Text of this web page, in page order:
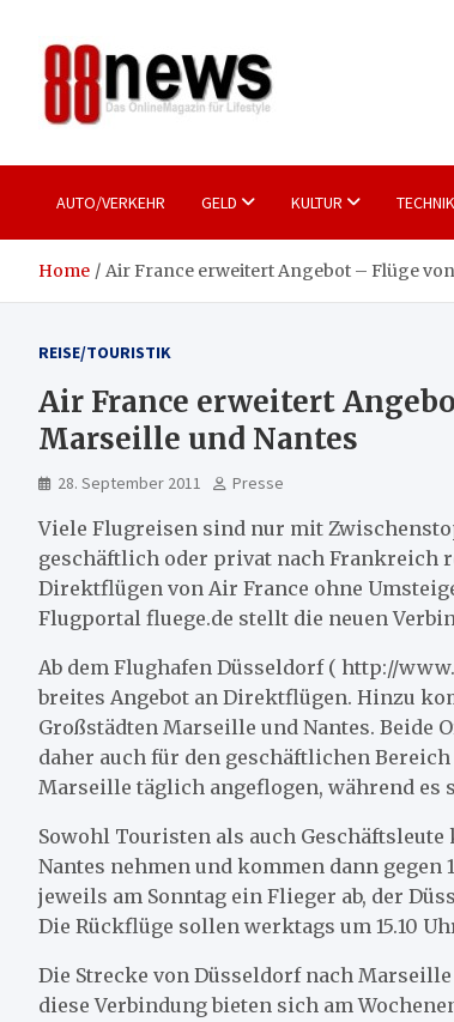
AUTO/VERKEHR GELD KULTUR TECHNIK
Home Air France erweitert Angebot – Flüge
REISE/TOURISTIK
Air France erweitert
Marseille und Nantes
28. September 2011 Presse
Viele Flugreisen sind nur mit
geschäftlich oder privat nach Frankreich
Direktflügen von Air France ohne
Flugportal fluege.de stellt die neuen
Ab dem Flughafen Düsseldorf ( http://
breites Angebot an Direktflügen. Hinzu
Großstädten Marseille und Nantes. Beide
daher auch für den geschäftlichen
Marseille täglich angeflogen, während es
Sowohl Touristen als auch
Nantes nehmen und kommen dann gegen
jeweils am Sonntag ein Flieger ab, der
Die Rückflüge sollen werktags um 15.10
Die Strecke von Düsseldorf nach
diese Verbindung bieten sich am